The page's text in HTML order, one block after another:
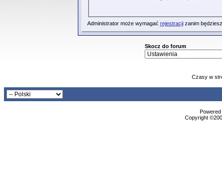
Administrator może wymagać rejestracjizanim
Skocz do forum
Czasy w
Copyright